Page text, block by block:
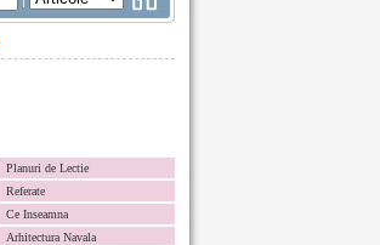
Planuri de Lectie
Referate
Ce Inseamna
Arhitectura Navala